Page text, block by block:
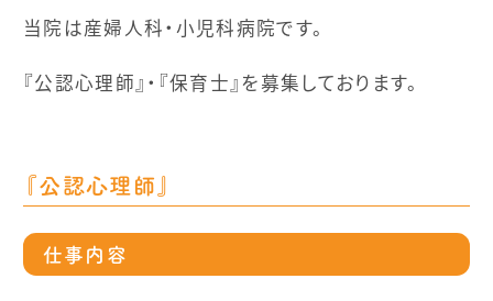
当院は産婦人科・小児科病院です。
『公認心理師』・『保育士』を募集しております。
『公認心理師』
仕事内容